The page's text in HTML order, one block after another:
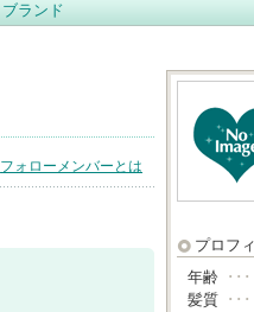
ブランド
フォローメンバーとは
プロフ
年齢 ･･･
髪質 ･･･